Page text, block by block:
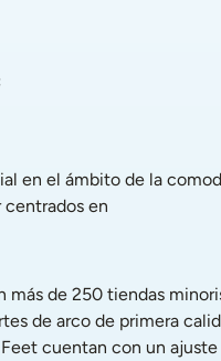
en
de arco de primera
cuentan con un